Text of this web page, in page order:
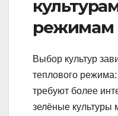
режимам
Выбор культур
теплового
требуют более
зелёные культуры